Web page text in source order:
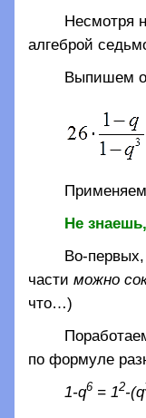
Несмотря на
алгеброй
Выпишем
Применяем
Не
Во-первых,
части можно
что…)
Поработаем
по формуле
1-q6= 12-(q